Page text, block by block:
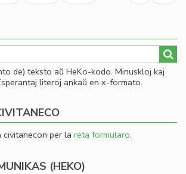
ĉe
page
page
de) teksto aŭ HeKo-kodo. Minuskloj kaj
literoj ankaŭ en x-formato.
per la reta formularo.
(HEKO)